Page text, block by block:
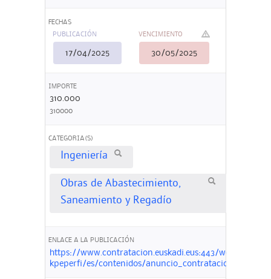
FECHAS
PUBLICACIÓN
17/04/2025
VENCIMIENTO
30/05/2025
IMPORTE
310.000
310000
CATEGORIA(S)
Ingeniería
Obras de Abastecimiento,
Saneamiento y Regadío
ENLACE A LA PUBLICACIÓN
https://www.contratacion.euskadi.eus:443/webkpe00-
kpeperfi/es/contenidos/anuncio_contratacion/